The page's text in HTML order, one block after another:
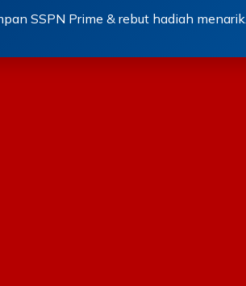
SSPN Prime & rebut hadiah menarik.